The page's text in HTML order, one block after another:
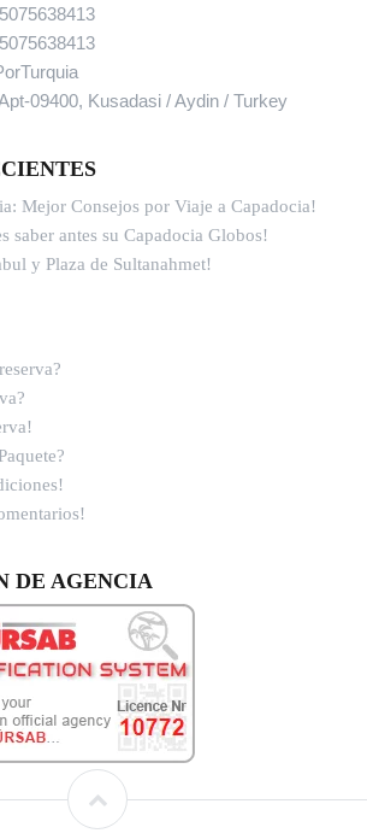
09400, Kusadasi / Aydin / Turkey
Mejor Consejos por Viaje a Capadocia!
saber antes su Capadocia Globos!
y Plaza de Sultanahmet!
DE AGENCIA